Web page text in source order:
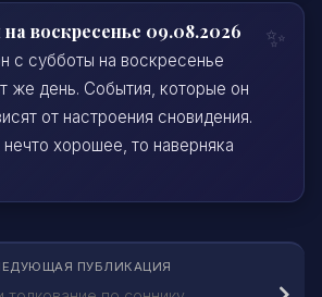
воскресенье 09.08.2026
с субботы на воскресенье
же день. События, которые он
от настроения сновидения.
хорошее, то наверняка
ПУБЛИКАЦИЯ